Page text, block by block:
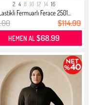
2 4 8 10 12 14 16
Fermuarlı Ferace 2501...
$114.99
HEMEN AL$68.99